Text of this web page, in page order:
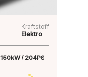
Kraftstoff
Elektro
150kW / 204PS